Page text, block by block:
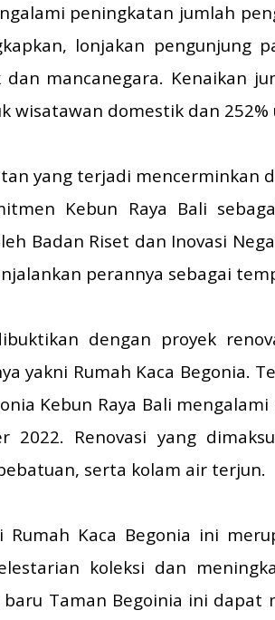
peningkatan jumlah
lonjakan pengunjung
dan mancanegara. Kenaikan
wisatawan domestik dan
yang terjadi mencerminkan
Kebun Raya Bali
Badan Riset dan Inovasi
perannya sebagai
dengan proyek
yakni Rumah Kaca Begonia.
Kebun Raya Bali
2022. Renovasi yang
serta kolam air terjun.
Rumah Kaca Begonia ini
koleksi dan
Taman Begoinia ini dapat